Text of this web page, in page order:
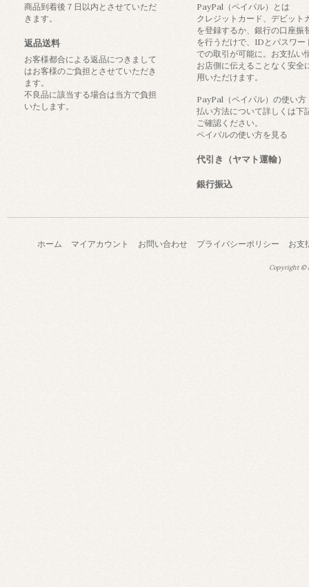
商品到着後７日以内とさせていただ
きます。
返品送料
お客様都合による返品につきまして
はお客様のご負担とさせていただき
ます。
不良品に該当する場合は当方で負担
いたします。
PayPal（ペイパル）とは
クレジットカード、デビット
を登録するか、銀行の口座振
を行うだけで、IDとパスワー
での取引が可能に。お支払い
お店側に伝えることなく安全
用いただけます。
PayPal（ペイパル）の使い方
払い方法について詳しくは下
ご確認ください。
ペイパルの使い方を見る
代引き（ヤマト運輸）
銀行振込
ホーム マイアカウント お問い合わせ プライバシーポリシー お支
Copyright ©